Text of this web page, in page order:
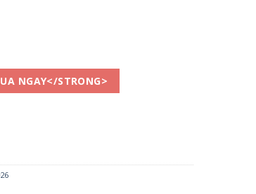
NGAY</STRONG>